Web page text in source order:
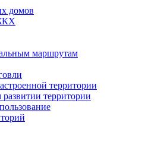
домов
маршрутам
территории
территории